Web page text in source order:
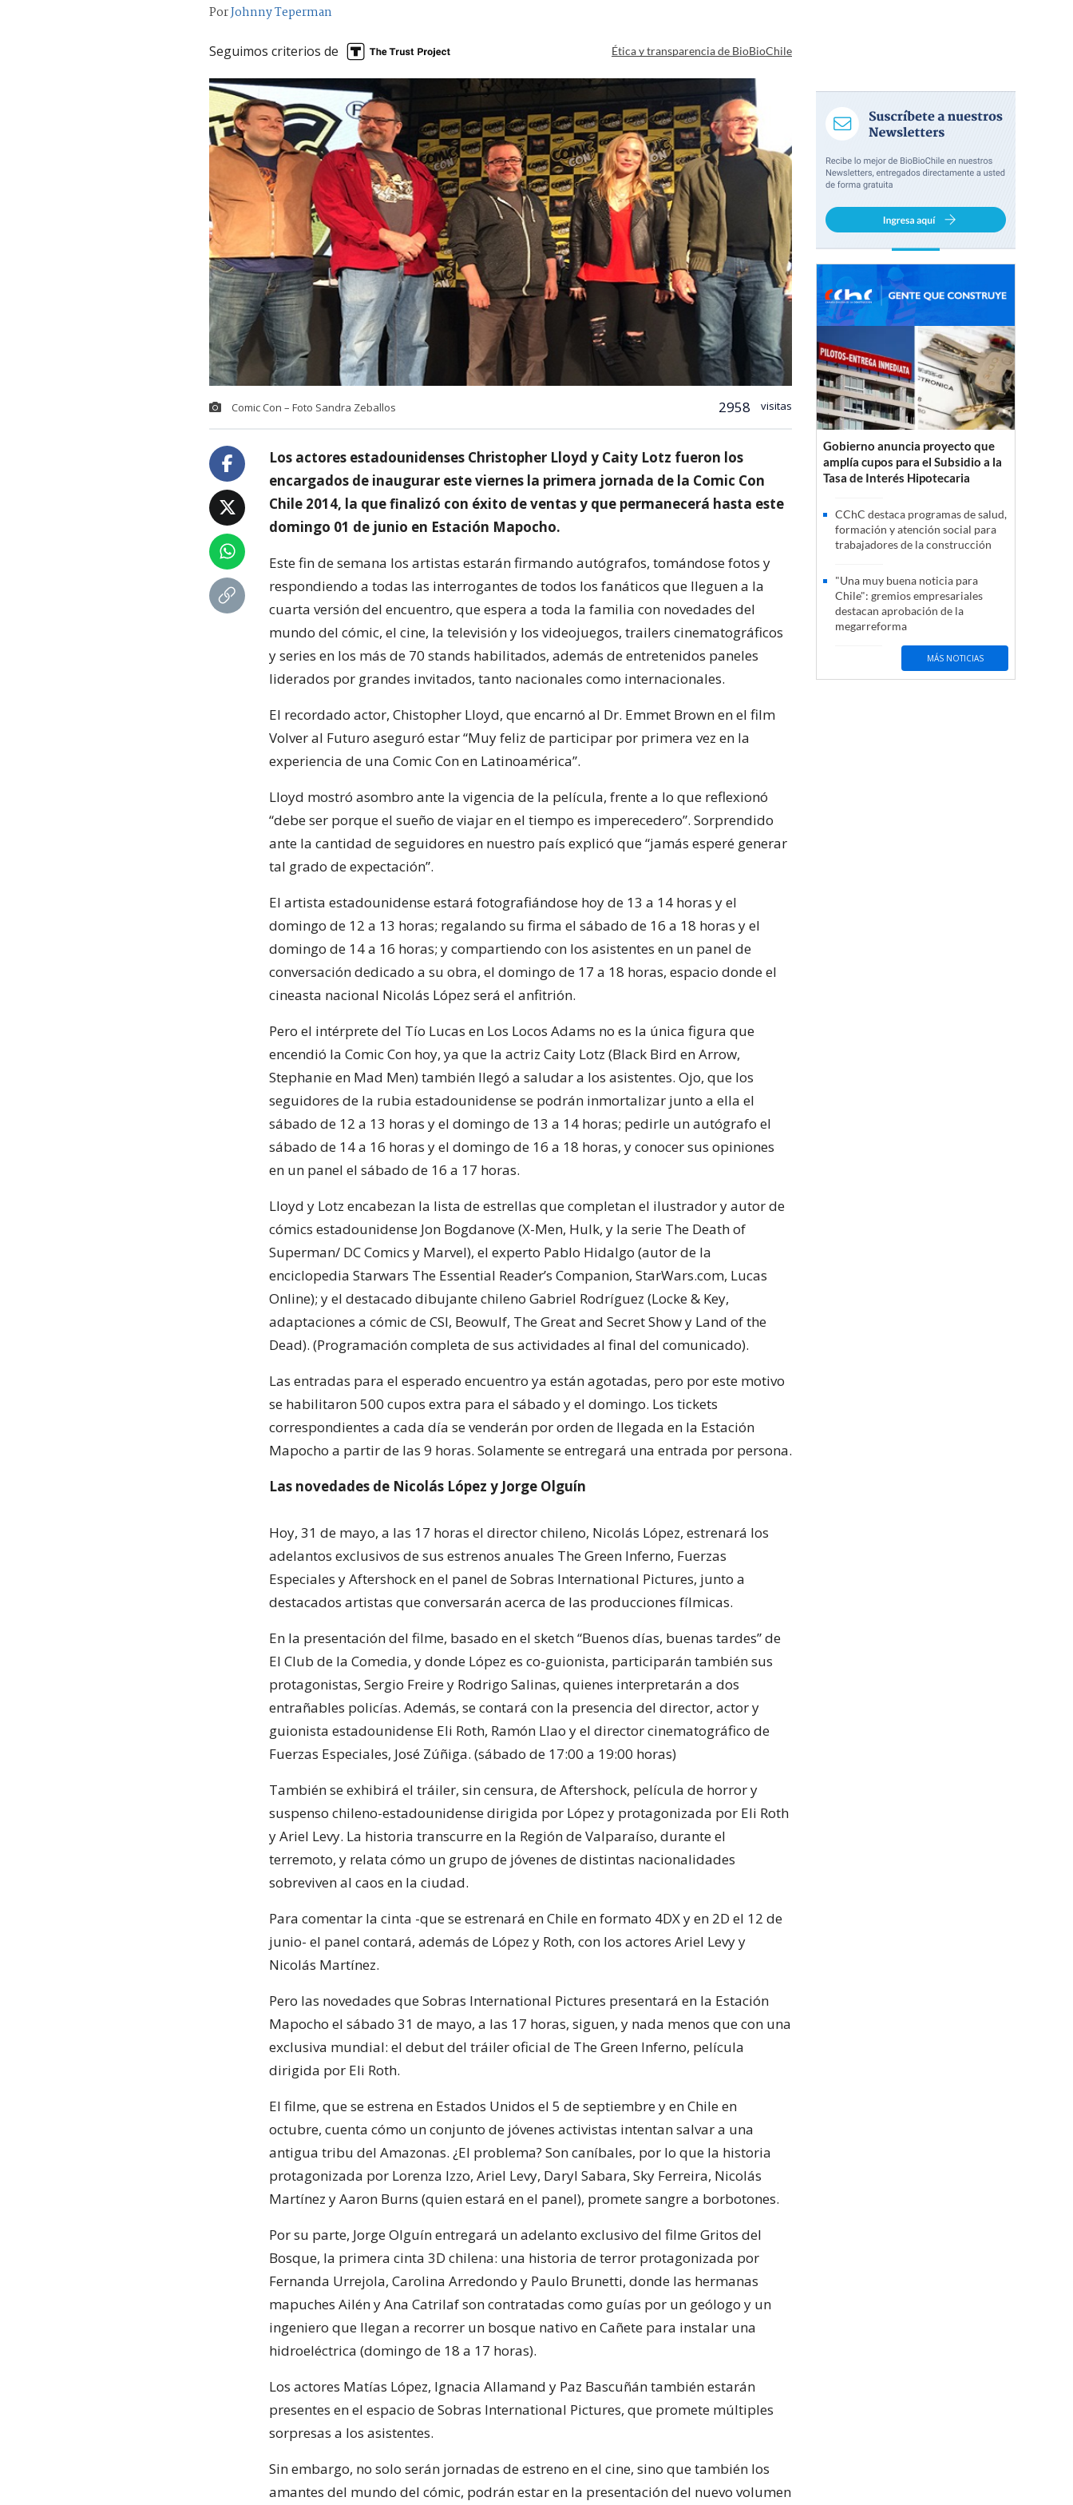
PorJohnny Teperman
Seguimos criterios de Ética y transparencia de BioBioChile
Comic Con – Foto Sandra Zeballos 2958 visitas
Los actores estadounidenses Christopher Lloyd y Caity Lotz fueron los
encargados de inaugurar este viernes la primera jornada de la Comic Con
Chile 2014, la que finalizó con éxito de ventas y que permanecerá hasta este
domingo 01 de junio en Estación Mapocho.
Este fin de semana los artistas estarán firmando autógrafos, tomándose fotos y
respondiendo a todas las interrogantes de todos los fanáticos que lleguen a la
cuarta versión del encuentro, que espera a toda la familia con novedades del
mundo del cómic, el cine, la televisión y los videojuegos, trailers cinematográficos
y series en los más de 70 stands habilitados, además de entretenidos paneles
liderados por grandes invitados, tanto nacionales como internacionales.
El recordado actor, Chistopher Lloyd, que encarnó al Dr. Emmet Brown en el film
Volver al Futuro aseguró estar “Muy feliz de participar por primera vez en la
experiencia de una Comic Con en Latinoamérica”.
Lloyd mostró asombro ante la vigencia de la película, frente a lo que reflexionó
“debe ser porque el sueño de viajar en el tiempo es imperecedero”. Sorprendido
ante la cantidad de seguidores en nuestro país explicó que “jamás esperé generar
tal grado de expectación”.
El artista estadounidense estará fotografiándose hoy de 13 a 14 horas y el
domingo de 12 a 13 horas; regalando su firma el sábado de 16 a 18 horas y el
domingo de 14 a 16 horas; y compartiendo con los asistentes en un panel de
conversación dedicado a su obra, el domingo de 17 a 18 horas, espacio donde el
cineasta nacional Nicolás López será el anfitrión.
Pero el intérprete del Tío Lucas en Los Locos Adams no es la única figura que
encendió la Comic Con hoy, ya que la actriz Caity Lotz (Black Bird en Arrow,
Stephanie en Mad Men) también llegó a saludar a los asistentes. Ojo, que los
seguidores de la rubia estadounidense se podrán inmortalizar junto a ella el
sábado de 12 a 13 horas y el domingo de 13 a 14 horas; pedirle un autógrafo el
sábado de 14 a 16 horas y el domingo de 16 a 18 horas, y conocer sus opiniones
en un panel el sábado de 16 a 17 horas.
Lloyd y Lotz encabezan la lista de estrellas que completan el ilustrador y autor de
cómics estadounidense Jon Bogdanove (X-Men, Hulk, y la serie The Death of
Superman/ DC Comics y Marvel), el experto Pablo Hidalgo (autor de la
enciclopedia Starwars The Essential Reader’s Companion, StarWars.com, Lucas
Online); y el destacado dibujante chileno Gabriel Rodríguez (Locke & Key,
adaptaciones a cómic de CSI, Beowulf, The Great and Secret Show y Land of the
Dead). (Programación completa de sus actividades al final del comunicado).
Las entradas para el esperado encuentro ya están agotadas, pero por este motivo
se habilitaron 500 cupos extra para el sábado y el domingo. Los tickets
correspondientes a cada día se venderán por orden de llegada en la Estación
Mapocho a partir de las 9 horas. Solamente se entregará una entrada por persona.
Las novedades de Nicolás López y Jorge Olguín
Hoy, 31 de mayo, a las 17 horas el director chileno, Nicolás López, estrenará los
adelantos exclusivos de sus estrenos anuales The Green Inferno, Fuerzas
Especiales y Aftershock en el panel de Sobras International Pictures, junto a
destacados artistas que conversarán acerca de las producciones fílmicas.
En la presentación del filme, basado en el sketch “Buenos días, buenas tardes” de
El Club de la Comedia, y donde López es co-guionista, participarán también sus
protagonistas, Sergio Freire y Rodrigo Salinas, quienes interpretarán a dos
entrañables policías. Además, se contará con la presencia del director, actor y
guionista estadounidense Eli Roth, Ramón Llao y el director cinematográfico de
Fuerzas Especiales, José Zúñiga. (sábado de 17:00 a 19:00 horas)
También se exhibirá el tráiler, sin censura, de Aftershock, película de horror y
suspenso chileno-estadounidense dirigida por López y protagonizada por Eli Roth
y Ariel Levy. La historia transcurre en la Región de Valparaíso, durante el
terremoto, y relata cómo un grupo de jóvenes de distintas nacionalidades
sobreviven al caos en la ciudad.
Para comentar la cinta -que se estrenará en Chile en formato 4DX y en 2D el 12 de
junio- el panel contará, además de López y Roth, con los actores Ariel Levy y
Nicolás Martínez.
Pero las novedades que Sobras International Pictures presentará en la Estación
Mapocho el sábado 31 de mayo, a las 17 horas, siguen, y nada menos que con una
exclusiva mundial: el debut del tráiler oficial de The Green Inferno, película
dirigida por Eli Roth.
El filme, que se estrena en Estados Unidos el 5 de septiembre y en Chile en
octubre, cuenta cómo un conjunto de jóvenes activistas intentan salvar a una
antigua tribu del Amazonas. ¿El problema? Son caníbales, por lo que la historia
protagonizada por Lorenza Izzo, Ariel Levy, Daryl Sabara, Sky Ferreira, Nicolás
Martínez y Aaron Burns (quien estará en el panel), promete sangre a borbotones.
Por su parte, Jorge Olguín entregará un adelanto exclusivo del filme Gritos del
Bosque, la primera cinta 3D chilena: una historia de terror protagonizada por
Fernanda Urrejola, Carolina Arredondo y Paulo Brunetti, donde las hermanas
mapuches Ailén y Ana Catrilaf son contratadas como guías por un geólogo y un
ingeniero que llegan a recorrer un bosque nativo en Cañete para instalar una
hidroeléctrica (domingo de 18 a 17 horas).
Los actores Matías López, Ignacia Allamand y Paz Bascuñán también estarán
presentes en el espacio de Sobras International Pictures, que promete múltiples
sorpresas a los asistentes.
Sin embargo, no solo serán jornadas de estreno en el cine, sino que también los
amantes del mundo del cómic, podrán estar en la presentación del nuevo volumen
Gobierno anuncia proyecto que
amplía cupos para el Subsidio a la
Tasa de Interés Hipotecaria
CChC destaca programas de salud,
formación y atención social para
trabajadores de la construcción
"Una muy buena noticia para
Chile": gremios empresariales
destacan aprobación de la
megarreforma
MÁS NOTICIAS